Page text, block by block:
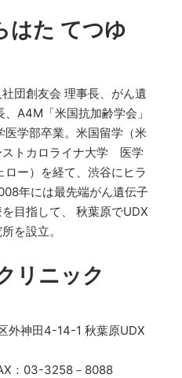
はた てつゆ
団創友会 理事長、がん遺
A4M「米国抗加齢学会」
学部卒業。米国留学（米
ストカロライナ大学 医学
ー）を経て、渋谷にヒラ
年には最先端がん遺伝子
目指して、 秋葉原でUDX
を設立。
リニック
外神田4-14-1 秋葉原UDX
：03-3258－8088